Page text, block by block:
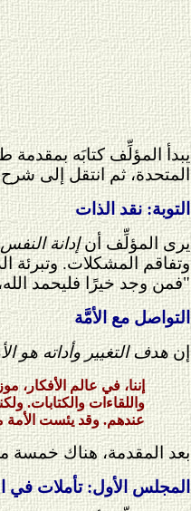
يبدأ المؤلِّف كتابَه بمقدمة
المتحدة، ثم انتقل إلى شرح
التوبة: نقد الذات
يرى المؤلِّف أنإدانة
وتفاقم المشكلات. وتبرئة
"فمن وجد خيرًا فليحمد
التواصل مع الأمَّة
إنهدف التغيير وأداته هو
إننا، في عالم الأفكار،
واللقاءات والكتابات.
عندهم. وقد يئست الأمة
بعد المقدمة، هناك
المجلس الأول: تأملات في